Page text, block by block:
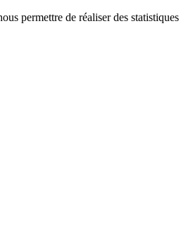
permettre de réaliser des statistiques